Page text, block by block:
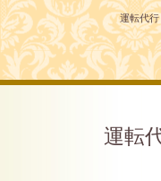
運転代
運転